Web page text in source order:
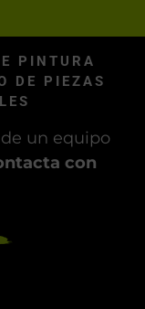
PINTURA
DE PIEZAS
un equipo
con